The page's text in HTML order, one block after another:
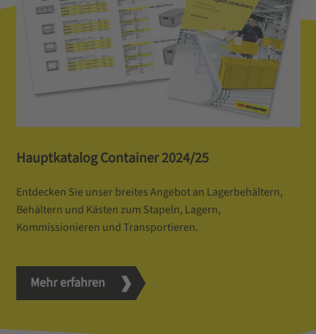
Hauptkatalog Container 2024/25
Entdecken Sie unser breites Angebot an Lagerbehältern,
Behältern und Kästen zum Stapeln, Lagern,
Kommissionieren und Transportieren.
Mehr erfahren